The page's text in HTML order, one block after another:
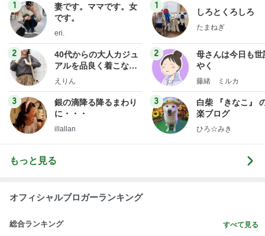
1
妻です。ママです。女
です。
eri.
2
40代からの大人カジュ
アルを品良く着こなす
ファッションブログ
えりん
3
銀の滴降る降るまわり
に・・・
illallan
1
しろとくろしろ
たまねぎ
2
母さんは今日も世
やく
藤緒 ミルカ
3
白柴 『きなこ』
楽ブログ
ひろ☆みき
もっと見る
オフィシャルブロガーランキング
総合ランキング すべて見る